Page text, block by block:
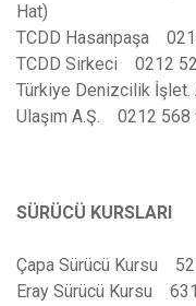
Hat)
TCDD Hasanpaşa
TCDD Sirkeci 0212
Türkiye Denizcilik
Ulaşım A.Ş. 0212 568
SÜRÜCÜ KURSLARI
Çapa Sürücü Kursu
Eray Sürücü Kursu